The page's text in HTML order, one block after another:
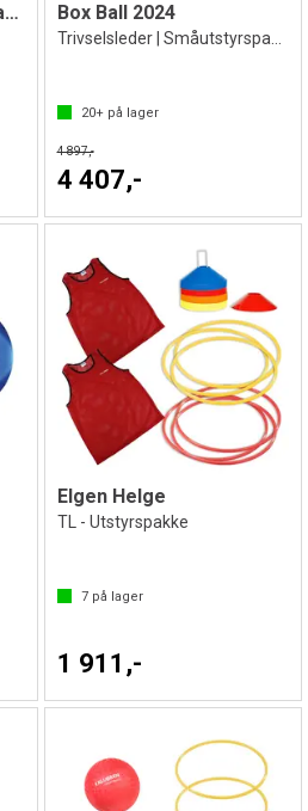
Battle Royal - Utstyrspakke Box Ball 2024
Trivselsleder | Småutstyrspakke
20+på lager
4 897,-
4 407,-
5 mulige
Elgen Helge
TL - Utstyrspakke
7på lager
1 911,-